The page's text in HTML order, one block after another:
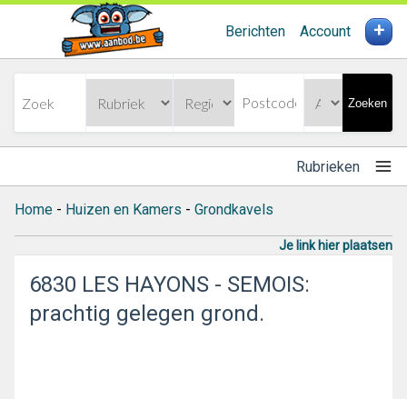
Berichten Account +
Zoeken
Rubrieken
Home - Huizen en Kamers - Grondkavels
Je link hier plaatsen
6830 LES HAYONS - SEMOIS:
prachtig gelegen grond.